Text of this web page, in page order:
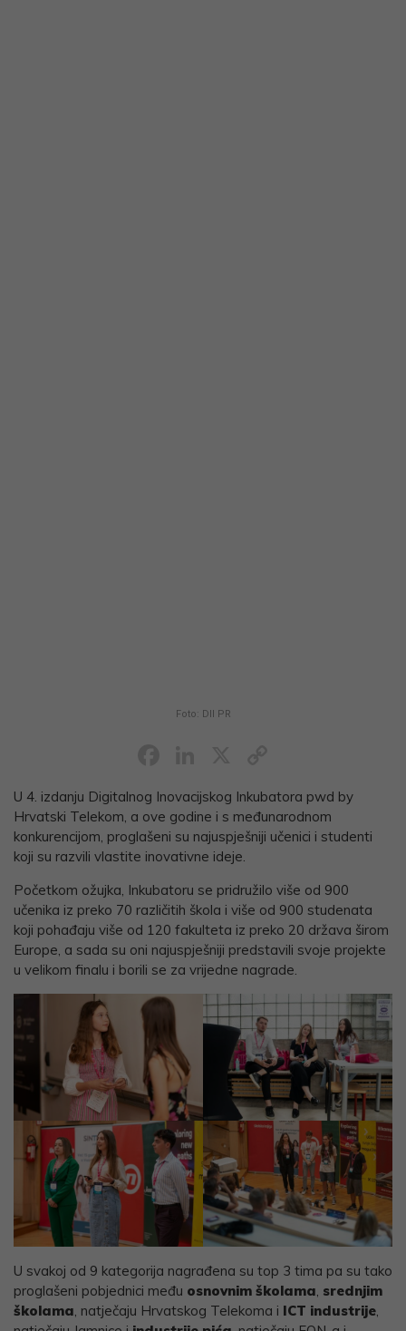
Foto: DII PR
Link
U 4. izdanju Digitalnog Inovacijskog Inkubatora pwd by
Hrvatski Telekom, a ove godine i s međunarodnom
konkurencijom, proglašeni su najuspješniji učenici i studenti
koji su razvili vlastite inovativne ideje.
Početkom ožujka, Inkubatoru se pridružilo više od 900
učenika iz preko 70 različitih škola i više od 900 studenata
koji pohađaju više od 120 fakulteta iz preko 20 država širom
Europe, a sada su oni najuspješniji predstavili svoje projekte
u velikom finalu i borili se za vrijedne nagrade.
U svakoj od 9 kategorija nagrađena su top 3 tima pa su tako
proglašeni pobjednici među osnovnim školama, srednjim
školama, natječaju Hrvatskog Telekoma i ICT industrije,